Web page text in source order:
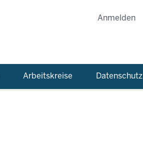
Anmelden
Arbeitskreise Datenschutz